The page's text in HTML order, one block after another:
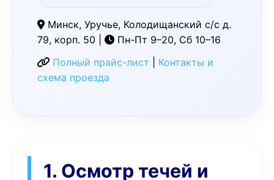
Минск, Уручье, Колодищанский с/с д.
79, корп. 50 |
Пн-Пт 9–20, Сб 10–16
Полный прайс-лист
Контакты и
схема проезда
1. Осмотр течей и